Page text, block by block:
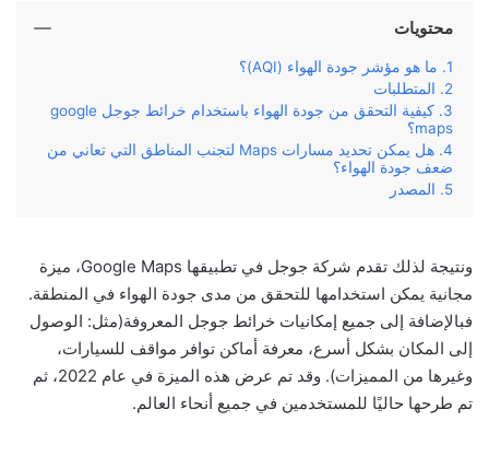
محتويات
ما هو مؤشر جودة الهواء (AQI)؟
المتطلبات
كيفية التحقق من جودة الهواء باستخدام خرائط جوجل google
maps؟
هل يمكن تحديد مسارات Maps لتجنب المناطق التي تعاني من
ضعف جودة الهواء؟
المصدر
ونتيجة لذلك تقدم شركة جوجل في تطبيقها Google Maps، ميزة
مجانية يمكن استخدامها للتحقق من مدى جودة الهواء في المنطقة.
فبالإضافة إلى جميع إمكانيات خرائط جوجل المعروفة(مثل: الوصول
إلى المكان بشكل أسرع، معرفة أماكن توافر مواقف للسيارات،
وغيرها من المميزات). وقد تم عرض هذه الميزة في عام 2022، ثم
تم طرحها حاليًا للمستخدمين في جميع أنحاء العالم.